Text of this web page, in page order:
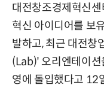
대전창조경제혁신
혁신 아이디어를 보
발하고, 최근 대전창
(Lab)' 오리엔테이션
영에 돌입했다고 12